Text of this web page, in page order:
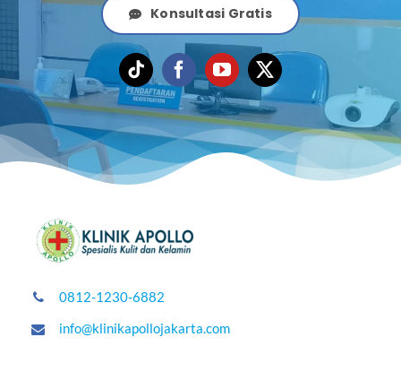
Konsultasi Gratis
0812-1230-6882
info@klinikapollojakarta.com